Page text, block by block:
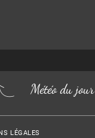
Météo du jour
LÉGALES